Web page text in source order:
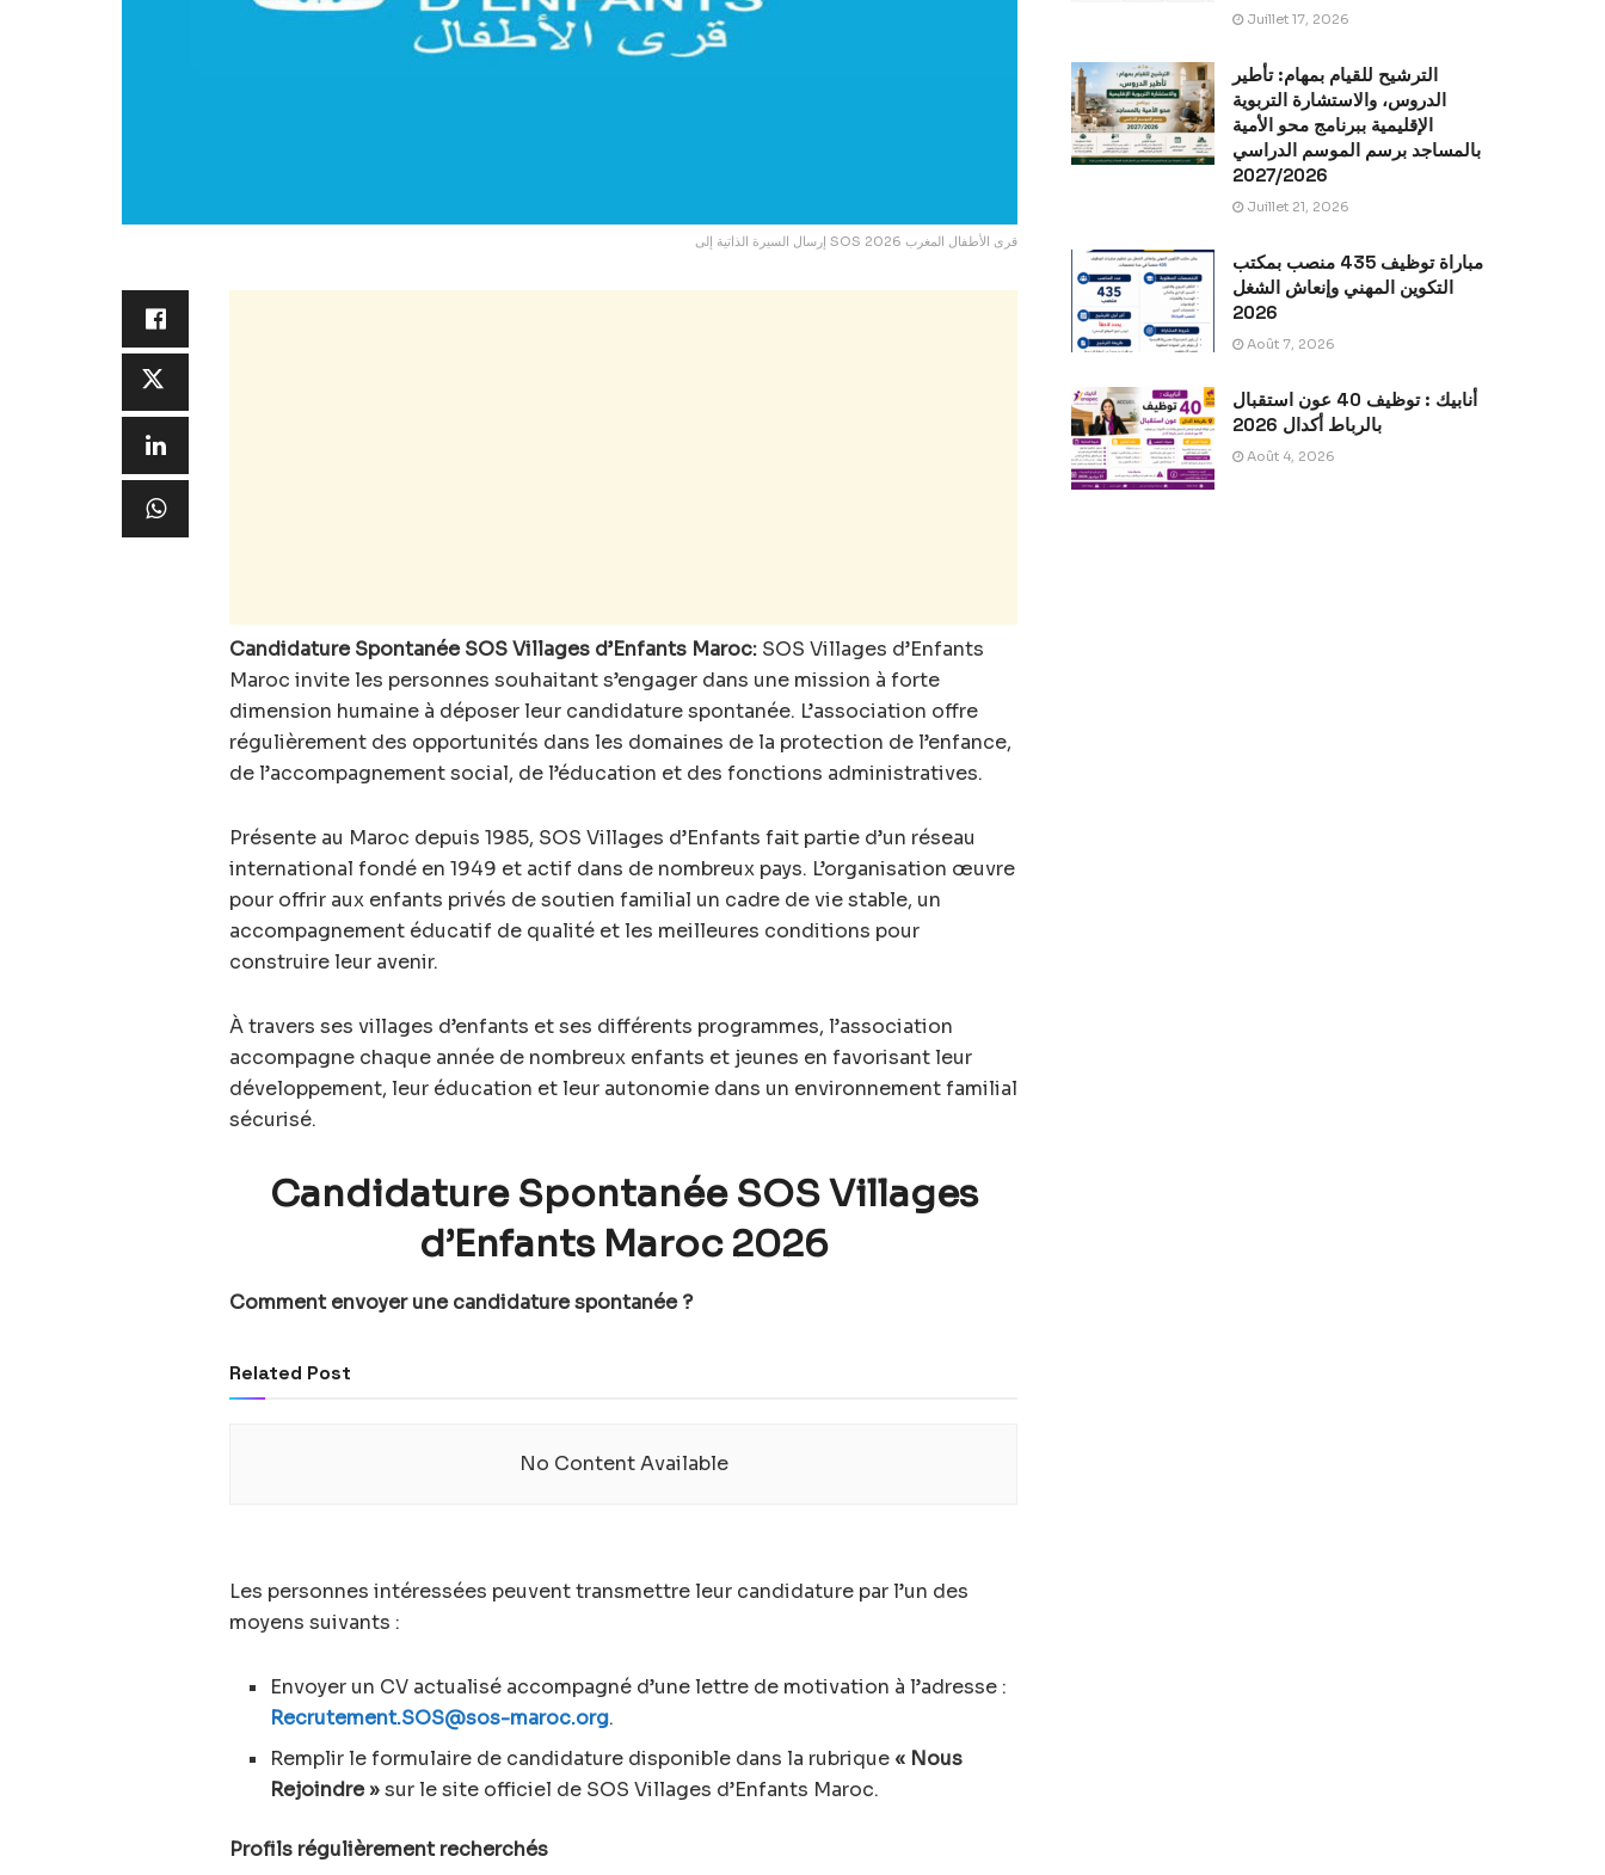
إرسال السيرة الذاتية إلى SOS قرى الأطفال المغرب 2026
Candidature Spontanée SOS Villages d’Enfants Maroc: SOS Villages d’Enfants
Maroc invite les personnes souhaitant s’engager dans une mission à forte
dimension humaine à déposer leur candidature spontanée. L’association offre
régulièrement des opportunités dans les domaines de la protection de l’enfance,
de l’accompagnement social, de l’éducation et des fonctions administratives.
Présente au Maroc depuis 1985, SOS Villages d’Enfants fait partie d’un réseau
international fondé en 1949 et actif dans de nombreux pays. L’organisation œuvre
pour offrir aux enfants privés de soutien familial un cadre de vie stable, un
accompagnement éducatif de qualité et les meilleures conditions pour
construire leur avenir.
À travers ses villages d’enfants et ses différents programmes, l’association
accompagne chaque année de nombreux enfants et jeunes en favorisant leur
développement, leur éducation et leur autonomie dans un environnement familial
sécurisé.
Candidature Spontanée SOS Villages
d’Enfants Maroc 2026
Comment envoyer une candidature spontanée ?
Related Post
No Content Available
Les personnes intéressées peuvent transmettre leur candidature par l’un des
moyens suivants :
Envoyer un CV actualisé accompagné d’une lettre de motivation à l’adresse :
Recrutement.SOS@sos-maroc.org.
Remplir le formulaire de candidature disponible dans la rubrique « Nous
Rejoindre »sur le site officiel de SOS Villages d’Enfants Maroc.
Profils régulièrement recherchés
Juillet 17, 2026
الترشيح للقيام بمهام: تأطير
الدروس، والاستشارة التربوية
الإقليمية ببرنامج محو الأمية
بالمساجد برسم الموسم الدراسي
2027/2026
Juillet 21, 2026
مباراة توظيف 435 منصب بمكتب
التكوين المهني وإنعاش الشغل
2026
Août 7, 2026
أنابيك : توظيف 40 عون استقبال
بالرباط أكدال 2026
Août 4, 2026